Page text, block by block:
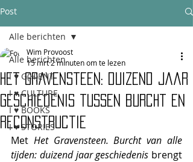
Post
Alle berichten
I ♥ G(H)ENT
I ♥ CULTURE
I ♥ BOOKS
I ♥ STORIES
Alle berichten
Het Gravensteen: duizend jaar
geschiedenis tussen burcht en
reconstructie
Wim Provoost
15 mrt2 minuten om te lezen
Met Het Gravensteen. Burcht van alle
tijden: duizend jaar geschiedenis brengt